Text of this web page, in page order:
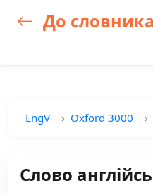
До словника
EngV Oxford 3000
Слово